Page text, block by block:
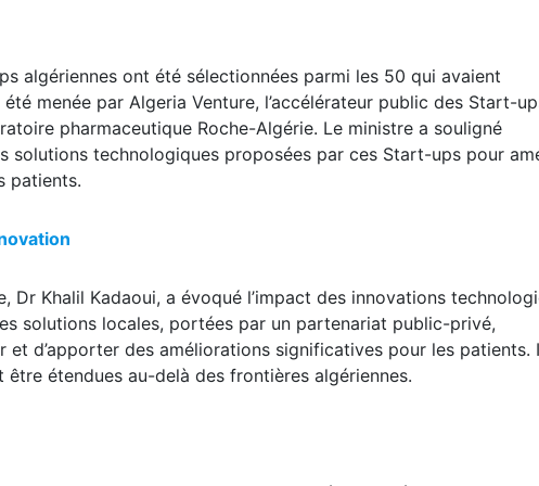
algériennes ont été sélectionnées parmi les 50 qui avaient
menée par Algeria Venture, l’accélérateur public des Start-
pharmaceutique Roche-Algérie. Le ministre a souligné
solutions technologiques proposées par ces Start-ups pour
patients.
Dr Khalil Kadaoui, a évoqué l’impact des innovations
solutions locales, portées par un partenariat public-privé,
d’apporter des améliorations significatives pour les patients.
étendues au-delà des frontières algériennes.